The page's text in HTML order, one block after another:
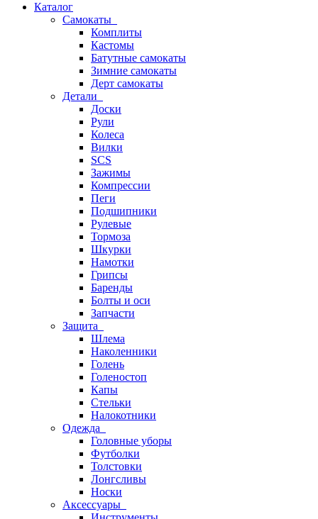
Каталог
Самокаты
Комплиты
Кастомы
Батутные самокаты
Зимние самокаты
Дерт самокаты
Детали
Доски
Рули
Колеса
Вилки
SCS
Зажимы
Компрессии
Пеги
Подшипники
Рулевые
Тормоза
Шкурки
Намотки
Грипсы
Баренды
Болты и оси
Запчасти
Защита
Шлема
Наколенники
Голень
Голеностоп
Капы
Стельки
Налокотники
Одежда
Головные уборы
Футболки
Толстовки
Лонгсливы
Носки
Аксессуары